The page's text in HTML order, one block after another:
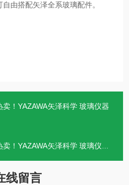
由搭配矢泽全系玻璃配件。
卖！YAZAWA矢泽科学 玻璃仪器
！YAZAWA矢泽科学 玻璃仪器 上海
线留言